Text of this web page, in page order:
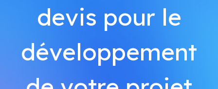
devis pour le
développement